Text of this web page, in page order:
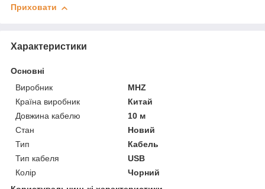
Приховати
Характеристики
Основні
Виробник
MHZ
Країна виробник
Китай
Довжина кабелю
10 м
Стан
Новий
Тип
Кабель
Тип кабеля
USB
Колір
Чорний